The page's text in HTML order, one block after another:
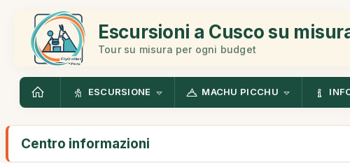
Escursioni a Cusco su
Tour su misura per ogni budget
ESCURSIONE MACHU PICCHU
Centro informazioni